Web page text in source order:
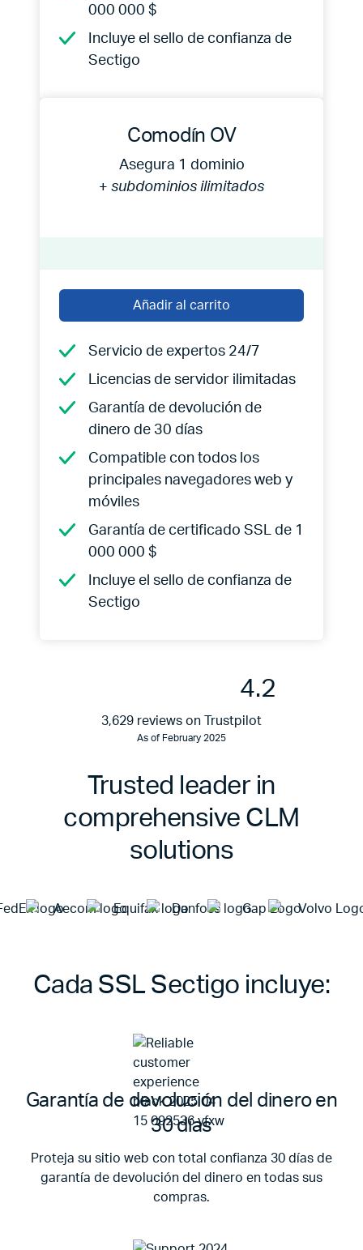
000 000 $
Incluye el sello de confianza de
Sectigo
Comodín OV
Asegura 1 dominio
+ subdominios ilimitados
Añadir al carrito
Servicio de expertos 24/7
Licencias de servidor ilimitadas
Garantía de devolución de
dinero de 30 días
Compatible con todos los
principales navegadores web y
móviles
Garantía de certificado SSL de 1
000 000 $
Incluye el sello de confianza de
Sectigo
4.2
3,629 reviews on Trustpilot
As of February 2025
Trusted leader in
comprehensive CLM
solutions
Cada SSL Sectigo incluye:
Garantía de devolución del dinero en
30 días
Proteja su sitio web con total confianza 30 días de
garantía de devolución del dinero en todas sus
compras.